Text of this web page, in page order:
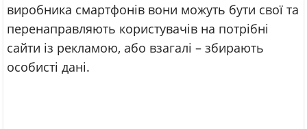
виробника смартфонів вони можуть бути свої та
перенаправляють користувачів на потрібні
сайти із рекламою, або взагалі – збирають
особисті дані.